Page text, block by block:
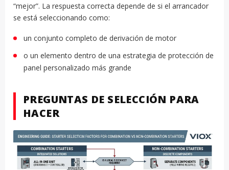
“mejor”. La respuesta correcta depende de si el arrancador
se está seleccionando como:
un conjunto completo de derivación de motor
o un elemento dentro de una estrategia de protección de
panel personalizado más grande
PREGUNTAS DE SELECCIÓN PARA
HACER